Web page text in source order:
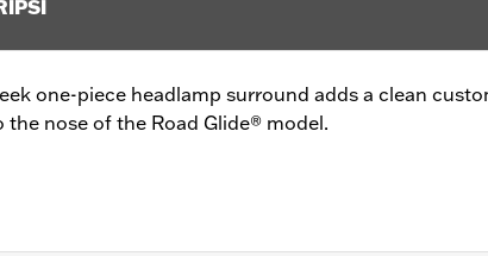
one-piece headlamp surround adds a clean
the nose of the Road Glide® model.